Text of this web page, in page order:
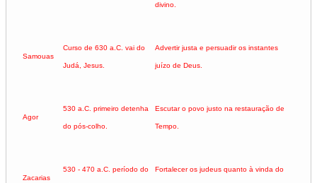
divino.
Samouas
Curso de 630 a.C. vai do
Judá, Jesus.
Advertir justa e persuadir os instantes
juízo de Deus.
Agor
530 a.C. primeiro detenha
do pós-colho.
Escutar o povo justo na restauração de
Tempo.
Zacarias
530 - 470 a.C. período do Fortalecer os judeus quanto à vinda do